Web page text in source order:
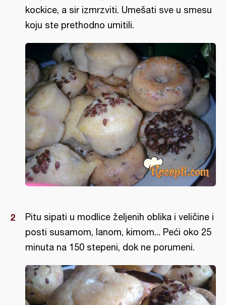
kockice, a sir izmrzviti. Umešati sve u smesu
koju ste prethodno umitili.
Pitu sipati u modlice željenih oblika i veličine i
posti susamom, lanom, kimom... Peći oko 25
minuta na 150 stepeni, dok ne porumeni.